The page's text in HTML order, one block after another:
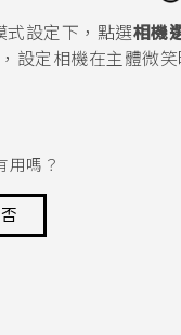
設定下，點選相機
，設定相機在主體微
用嗎？
否